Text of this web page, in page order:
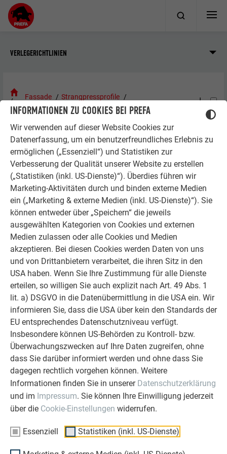
INFORMATIONEN ZU COOKIES BEI PREFA
Wir verwenden auf dieser Website Cookies zur
Datenerfassung, um ein benutzerfreundliches Erlebnis zu
ermöglichen („Essenziell“) und Statistiken zur
Verbesserung der Qualität unserer Website zu erstellen
(„Statistiken (inkl. US-Dienste)“). Überdies führen wir
Marketing-Aktivitäten durch und binden externe Medien
ein („Marketing & externe Medien (inkl. US-Dienste)“). Sie
können entweder über „Speichern“ die jeweils
ausgewählten Kategorien von Cookies und externen
Medien zulassen oder alle Cookies und Medien
akzeptieren. Bei diesen Cookies werden Daten von uns
und von Drittanbietern verarbeitet, die ihren Sitz in den
USA haben. Wenn Sie Ihre Zustimmung für alle Dienste
erteilen, so willigen Sie auch explizit nach Art. 49 Abs. 1
lit. a) DSGVO in die Datenübermittlung in die USA ein. Wir
informieren Sie, dass die USA über kein den Standards der
EU entsprechendes Datenschutzniveau verfügt.
Insbesondere können US-Behörden zu Kontroll- bzw.
Überwachungszwecken auf Ihre Daten zugreifen, ohne
dass Sie darüber informiert werden und ohne dass Sie
dagegen rechtlich vorgehen können. Weitere
Informationen finden Sie in unserer Datenschutzerklärung
und im Impressum. Sie können Ihre Einwilligung jederzeit
über die Cookie-Einstellungen widerrufen.
Essenziell Statistiken (inkl. US-Dienste)
VERLEGERICHTLINIEN
Fassade
Strangpressprofile
Bearbeitung und Verlegung
Details und Anschlüsse
DETAILS UND ANSCHLÜSSE
HINWEIS
Sämtliche Ausführungsdetails wie z. B. Fensterbank,
Fenstersturz, Fensterlaibung bis hin zur Attika finden Sie
in den PREFA Standarddetails und im PREFA
Planungsleitfaden Fassade.
ZURÜCK WEITER
ÜBER PREFA
Über uns
Nachhaltigkeit
Karriere
Presse
Partner
WIR HELFEN IHNEN
Fragen & Antworten
Prospekte bestellen
Angebot anfordern
Kontakt
Erfahrungen